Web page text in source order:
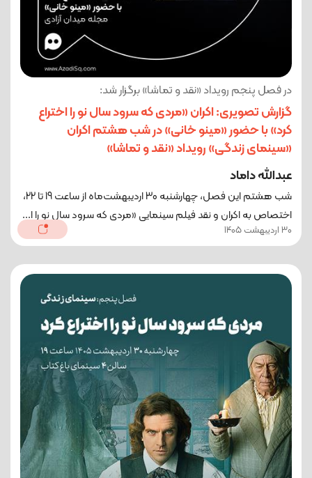
در فصل پنجم رویداد «نقد و تماشا» برگزار شد:
گزارش تصویری: اکران «مردی که سرود سال نو را اختراع
کرد» با حضور «مینو خانی» در شب هشتم اکران
«سینمای زندگی» رویداد «نقد و تماشا»
عبدالله داماد
شب هشتم این فصل، چهارشنبه 30 اردیبهشت‌ماه از ساعت 19 تا 22،
اختصاص به اکران و نقد فیلم سینمایی «مردی که سرود سال نو را ا...
30 اردیبهشت 1405